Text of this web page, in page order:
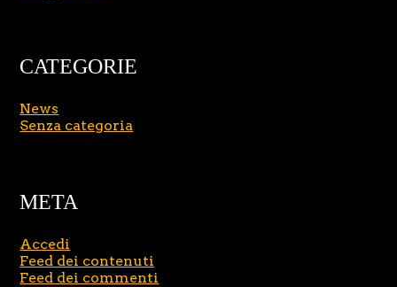
CATEGORIE
News
Senza categoria
META
Accedi
Feed dei contenuti
Feed dei commenti